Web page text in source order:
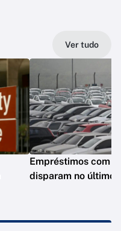
Ver tudo
Empréstimos com
disparam no último